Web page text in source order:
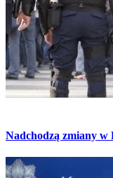
Nadchodzą zmiany